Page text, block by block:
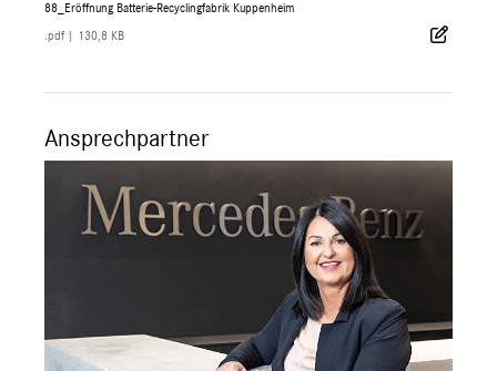
88_Eröffnung Batterie-Recyclingfabrik Kuppenheim
.pdf 130,8 KB
Ansprechpartner